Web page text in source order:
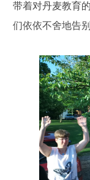
带着对丹麦教育
们依依不舍地告